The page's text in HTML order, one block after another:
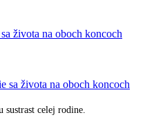
života na oboch koncoch
sa života na oboch koncoch
sustrast celej rodine.